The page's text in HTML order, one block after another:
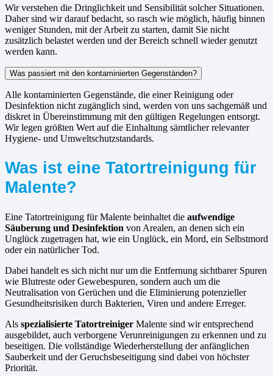
Wir verstehen die Dringlichkeit und Sensibilität solcher Situationen.
Daher sind wir darauf bedacht, so rasch wie möglich, häufig binnen
weniger Stunden, mit der Arbeit zu starten, damit Sie nicht
zusätzlich belastet werden und der Bereich schnell wieder genutzt
werden kann.
Was passiert mit den kontaminierten Gegenständen?
Alle kontaminierten Gegenstände, die einer Reinigung oder
Desinfektion nicht zugänglich sind, werden von uns sachgemäß und
diskret in Übereinstimmung mit den gültigen Regelungen entsorgt.
Wir legen größten Wert auf die Einhaltung sämtlicher relevanter
Hygiene- und Umweltschutzstandards.
Was ist eine Tatortreinigung für
Malente?
Eine Tatortreinigung für Malente beinhaltet die aufwendige
Säuberung und Desinfektion von Arealen, an denen sich ein
Unglück zugetragen hat, wie ein Unglück, ein Mord, ein Selbstmord
oder ein natürlicher Tod.
Dabei handelt es sich nicht nur um die Entfernung sichtbarer Spuren
wie Blutreste oder Gewebespuren, sondern auch um die
Neutralisation von Gerüchen und die Eliminierung potenzieller
Gesundheitsrisiken durch Bakterien, Viren und andere Erreger.
Als spezialisierte Tatortreiniger Malente sind wir entsprechend
ausgebildet, auch verborgene Verunreinigungen zu erkennen und zu
beseitigen. Die vollständige Wiederherstellung der anfänglichen
Sauberkeit und der Geruchsbeseitigung sind dabei von höchster
Priorität.